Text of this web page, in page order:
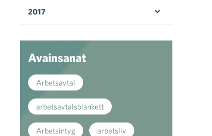
2017
Avainsanat
Arbetsavtal
arbetsavtalsblankett
Arbetsintyg arbetsliv